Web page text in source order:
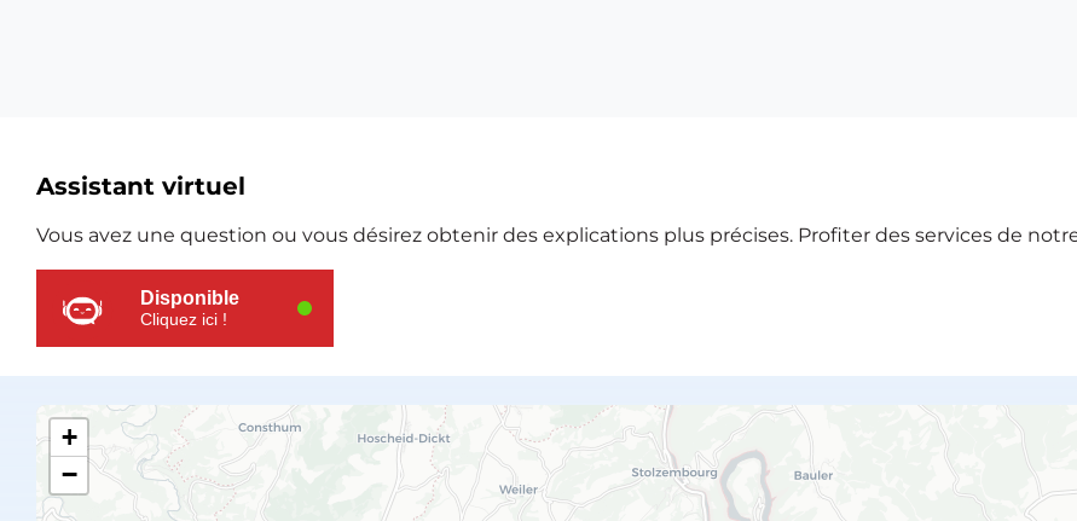
Ressources
supplémentaires
Assistant virtuel
Vous avez une question ou vous désirez obtenir des explications plus précises. Profiter des services de
Disponible
Cliquez ici !
+
−